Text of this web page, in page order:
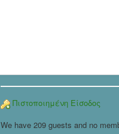
Πιστοποιημένη Είσοδος
We have 209 guests and no